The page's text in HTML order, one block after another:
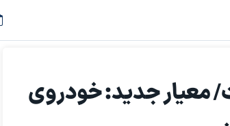
معیار جدید: خودروی